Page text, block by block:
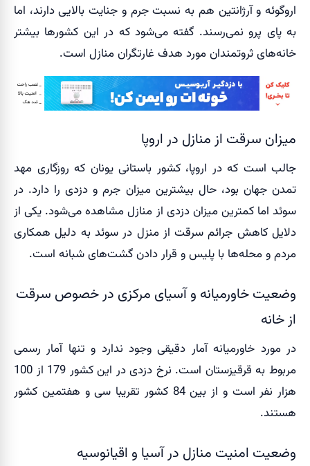
اروگوئه و آرژانتین هم به نسبت جرم و جنایت بالایی دارند، اما
به پای پرو نمی‌رسند. گفته می‌شود که در این کشورها بیشتر
خانه‌های ثروتمندان مورد هدف غارتگران منازل است.
میزان سرقت از منازل در اروپا
جالب است که در اروپا، کشور باستانی یونان که روزگاری مهد
تمدن جهان بود، حال بیشترین میزان جرم و دزدی را دارد. در
سوئد اما کمترین میزان دزدی از منازل مشاهده می‌شود. یکی از
دلایل کاهش جرائم سرقت از منزل در سوئد به دلیل همکاری
مردم و محله‌ها با پلیس و قرار دادن گشت‌های شبانه است.
وضعیت خاورمیانه و آسیای مرکزی در خصوص سرقت
از خانه
در مورد خاورمیانه آمار دقیقی وجود ندارد و تنها آمار رسمی
مربوط به قرقیزستان است. نرخ دزدی در این کشور 179 از 100
هزار نفر است و از بین 84 کشور تقریبا سی و هفتمین کشور
هستند.
وضعیت امنیت منازل در آسیا و اقیانوسیه